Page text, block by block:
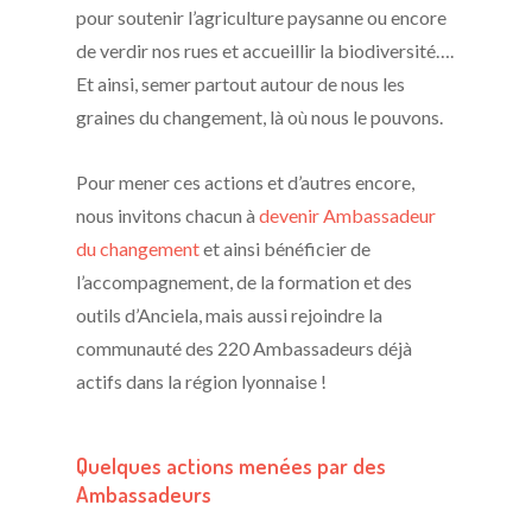
pour soutenir l’agriculture paysanne ou encore
de verdir nos rues et accueillir la biodiversité….
Et ainsi, semer partout autour de nous les
graines du changement, là où nous le pouvons.
Pour mener ces actions et d’autres encore,
nous invitons chacun àdevenir Ambassadeur
du changementet ainsi bénéficier de
l’accompagnement, de la formation et des
outils d’Anciela, mais aussi rejoindre la
communauté des 220 Ambassadeurs déjà
actifs dans la région lyonnaise !
Quelques actions menées par des
Ambassadeurs